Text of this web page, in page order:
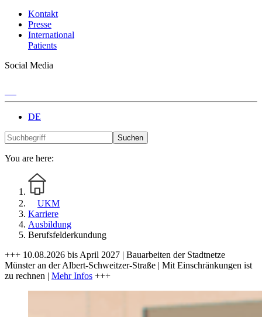
Kontakt
Presse
International
Patients
Social Media
DE
Suchen
You are here:
UKM
Karriere
Ausbildung
Berufsfelderkundung
+++ 10.08.2026 bis April 2027 | Bauarbeiten der Stadtnetze
Münster an der Albert-Schweitzer-Straße | Mit Einschränkungen ist
zu rechnen | Mehr Infos +++